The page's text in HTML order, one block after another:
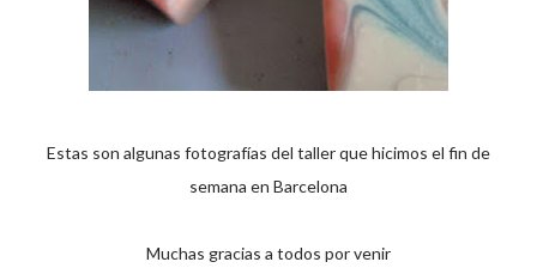
Estas son algunas fotografías del taller que hicimos el fin de
semana en Barcelona
Muchas gracias a todos por venir